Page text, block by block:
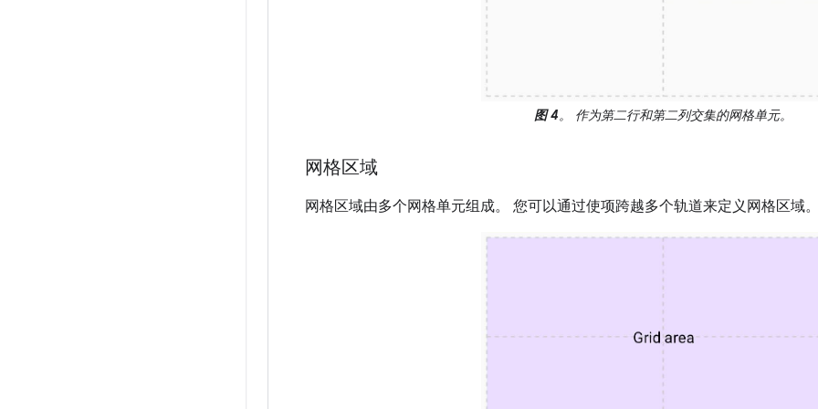
图 4。 作为第二行和第二列交集的网格单元。
网格区域
网格区域由多个网格单元组成。 您可以通过使项跨越多个轨道来定义网格区域